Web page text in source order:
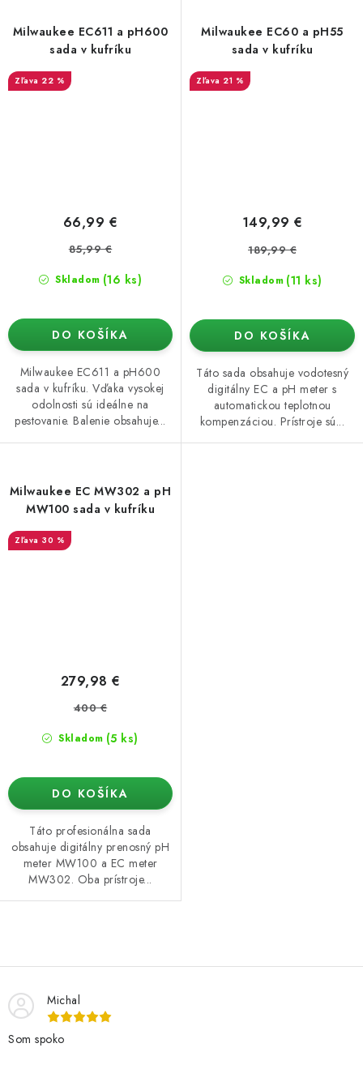
Milwaukee EC611 a pH600
sada v kufríku
22 %
Skladom (16 ks)
66,99 €
85,99 €
DO KOŠÍKA
Milwaukee EC611 a pH600
sada v kufríku. Vďaka vysokej
odolnosti sú ideálne na
pestovanie. Balenie obsahuje...
Milwaukee EC60 a pH55
sada v kufríku
21 %
Skladom (11 ks)
149,99 €
189,99 €
DO KOŠÍKA
Táto sada obsahuje vodotesný
digitálny EC a pH meter s
automatickou teplotnou
kompenzáciou. Prístroje sú...
Milwaukee EC MW302 a pH
MW100 sada v kufríku
30 %
Skladom (5 ks)
279,98 €
400 €
DO KOŠÍKA
Táto profesionálna sada
obsahuje digitálny prenosný pH
meter MW100 a EC meter
MW302. Oba prístroje...
v
l
á
d
Michal
Som spoko